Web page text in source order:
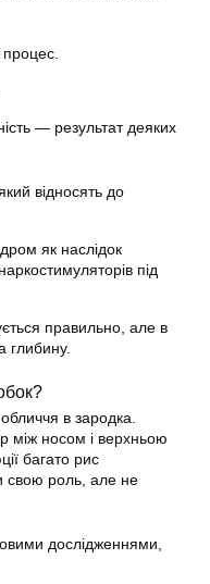
— результат деяких
відносять до
як наслідок
під
правильно, але в
глибину.
в зародка.
між носом і верхньою
багато рис
свою роль, але не
дослідженнями,